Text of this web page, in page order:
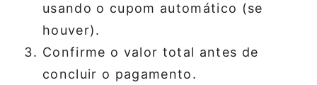
usando o cupom automático (se
houver).
Confirme o valor total antes de
concluir o pagamento.